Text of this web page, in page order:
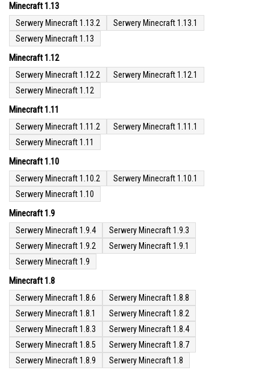
Minecraft 1.13
Serwery Minecraft 1.13.2
Serwery Minecraft 1.13.1
Serwery Minecraft 1.13
Minecraft 1.12
Serwery Minecraft 1.12.2
Serwery Minecraft 1.12.1
Serwery Minecraft 1.12
Minecraft 1.11
Serwery Minecraft 1.11.2
Serwery Minecraft 1.11.1
Serwery Minecraft 1.11
Minecraft 1.10
Serwery Minecraft 1.10.2
Serwery Minecraft 1.10.1
Serwery Minecraft 1.10
Minecraft 1.9
Serwery Minecraft 1.9.4
Serwery Minecraft 1.9.3
Serwery Minecraft 1.9.2
Serwery Minecraft 1.9.1
Serwery Minecraft 1.9
Minecraft 1.8
Serwery Minecraft 1.8.6
Serwery Minecraft 1.8.8
Serwery Minecraft 1.8.1
Serwery Minecraft 1.8.2
Serwery Minecraft 1.8.3
Serwery Minecraft 1.8.4
Serwery Minecraft 1.8.5
Serwery Minecraft 1.8.7
Serwery Minecraft 1.8.9
Serwery Minecraft 1.8